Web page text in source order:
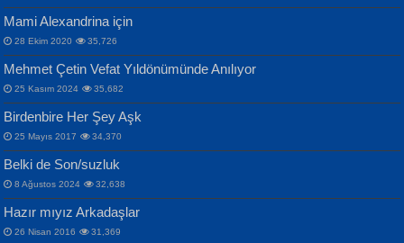
MAHMUT GÜRBÜZ
İbrahim Olmak ve Bitirebilmek...
Songül Özel
Mahzen...
NAZIM HİKMET RAN
Bir Cezaevinde, Tecritteki Adamın
Mektupları...
Mami Alexandrina için
28 Ekim 2020 35,726
Mehmet Çetin Vefat Yıldönümünde Anılıyor
25 Kasım 2024 35,682
Birdenbire Her Şey Aşk
25 Mayıs 2017 34,370
Belki de Son/suzluk
8 Ağustos 2024 32,638
Hazır mıyız Arkadaşlar
26 Nisan 2016 31,369